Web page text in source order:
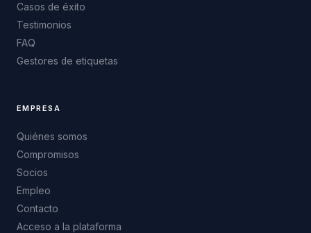
Casos de éxito
Testimonios
FAQ
Gestores de etiquetas
EMPRESA
Quiénes somos
Compromisos
Socios
Empleo
Contacto
Acceso a la plataforma